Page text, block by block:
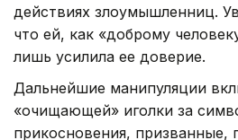
действиях злоумышленниц.
что ей, как «доброму
лишь усилила ее доверие.
Дальнейшие манипуляции
«очищающей» иголки за
прикосновения, призванные,